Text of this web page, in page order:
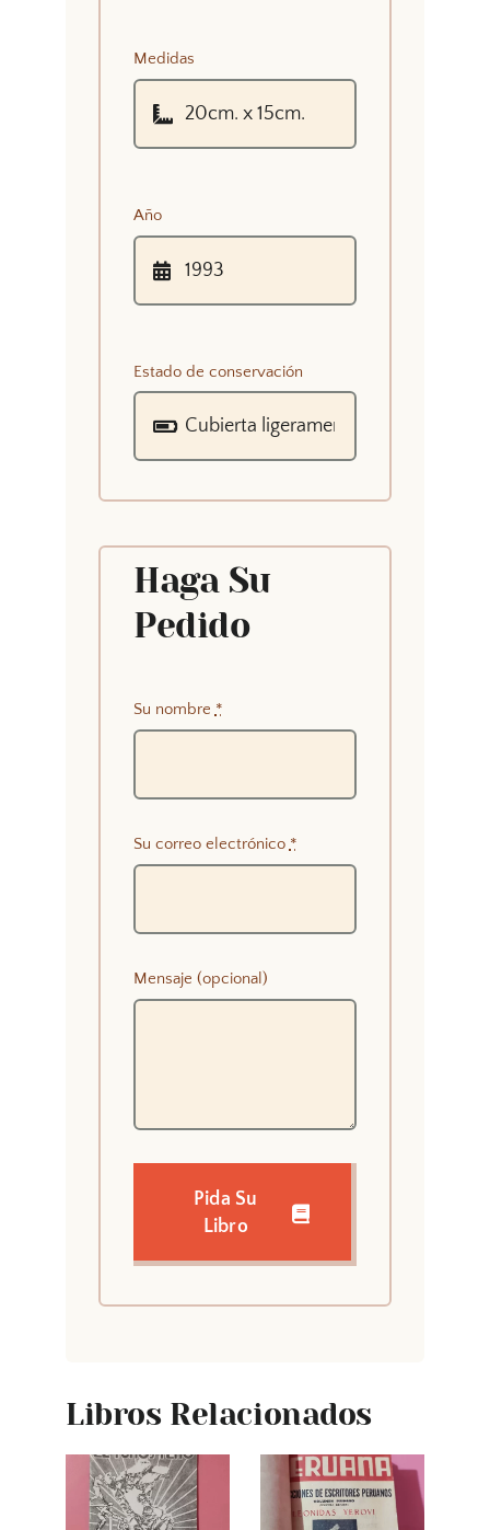
Medidas
Año
Estado de conservación
Haga Su
Pedido
Su nombre *
Su correo electrónico *
Mensaje (opcional)
Pida Su
Libro
Libros Relacionados